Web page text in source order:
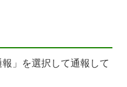
」を選択して通報して